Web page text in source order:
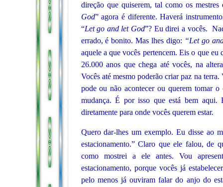
direção que quiserem, tal como os
God” agora é diferente. Haverá
“Let go and let God”? Eu direi a vocês.
errado, é bonito. Mas lhes digo: “Let go
aquele a que vocês pertencem. Eis o que
26.000 anos que chega até vocês, na
Vocês até mesmo poderão criar paz na
pode ou não acontecer ou querem tomar o
mudança. É por isso que está bem
diretamente para onde vocês querem estar.
Quero dar-lhes um exemplo. Eu disse ao
estacionamento.” Claro que ele falou, de
como mostrei a ele antes. Vou
estacionamento, porque vocês já
pelo menos já ouviram falar do anjo do